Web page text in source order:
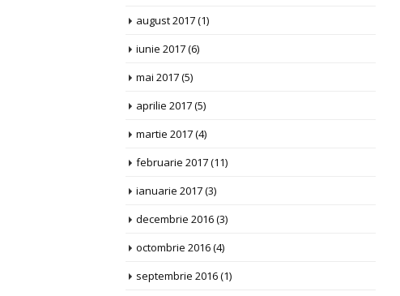
august 2017(1)
iunie 2017(6)
mai 2017(5)
aprilie 2017(5)
martie 2017(4)
februarie 2017(11)
ianuarie 2017(3)
decembrie 2016(3)
octombrie 2016(4)
septembrie 2016(1)